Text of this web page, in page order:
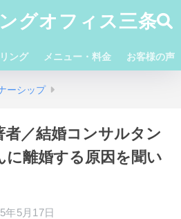
グオフィス三条
ング メニュー・料金 お客様の声
ーシップ
者／結婚コンサルタン
に離婚する原因を聞い
年5月17日